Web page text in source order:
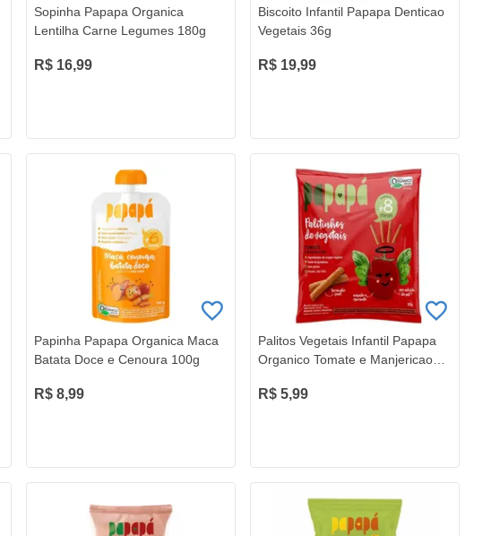
Sopinha Papapa Organica
Lentilha Carne Legumes 180g
R$ 16,99
Biscoito Infantil Papapa Denticao
Vegetais 36g
R$ 19,99
Papinha Papapa Organica Maca
Batata Doce e Cenoura 100g
R$ 8,99
Palitos Vegetais Infantil Papapa
Organico Tomate e Manjericao
R$ 5,99